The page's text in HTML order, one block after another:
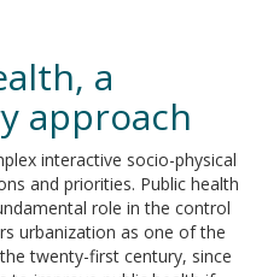
a
approach
interactive socio-physical
and priorities. Public health
role in the control
urbanization as one of the
twenty-first century, since